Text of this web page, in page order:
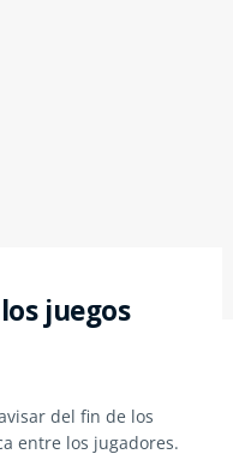
juegos
del fin de los
entre los jugadores.